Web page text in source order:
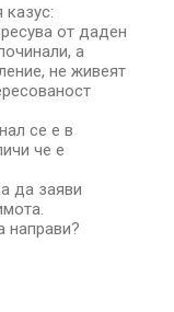
казус:
от даден
а
не живеят
се е в
че е
да заяви
направи?